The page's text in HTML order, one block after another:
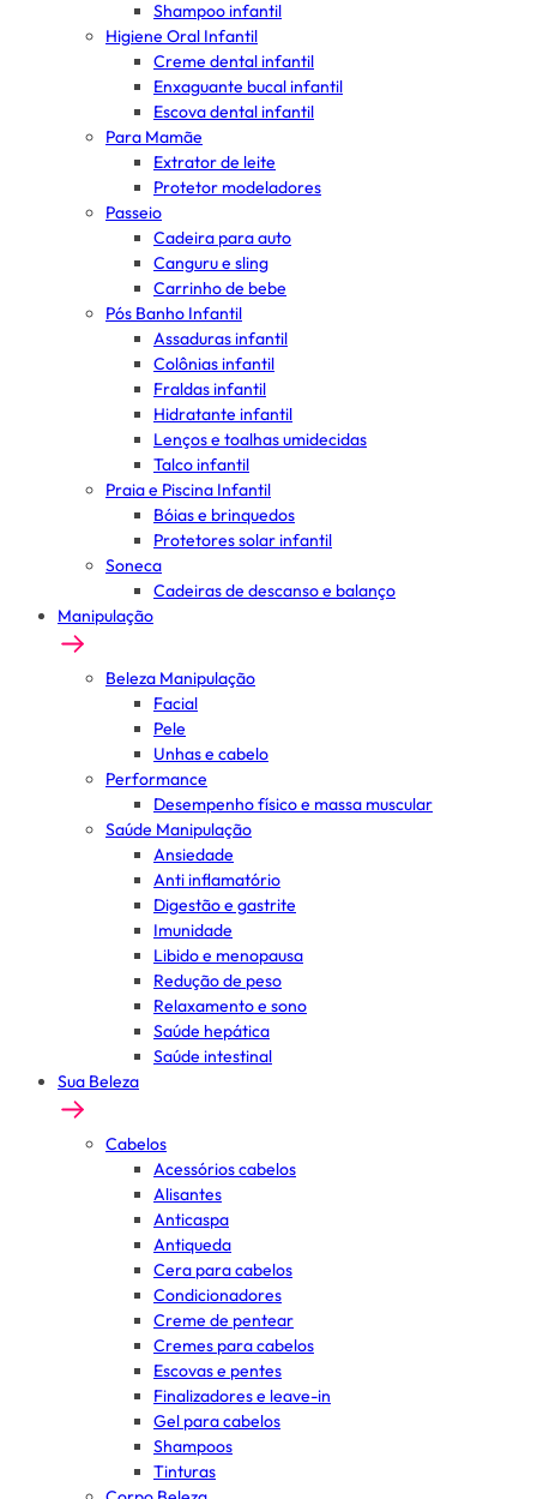
Shampoo infantil
Higiene Oral Infantil
Creme dental infantil
Enxaguante bucal infantil
Escova dental infantil
Para Mamãe
Extrator de leite
Protetor modeladores
Passeio
Cadeira para auto
Canguru e sling
Carrinho de bebe
Pós Banho Infantil
Assaduras infantil
Colônias infantil
Fraldas infantil
Hidratante infantil
Lenços e toalhas umidecidas
Talco infantil
Praia e Piscina Infantil
Bóias e brinquedos
Protetores solar infantil
Soneca
Cadeiras de descanso e balanço
Manipulação
Beleza Manipulação
Facial
Pele
Unhas e cabelo
Performance
Desempenho físico e massa muscular
Saúde Manipulação
Ansiedade
Anti inflamatório
Digestão e gastrite
Imunidade
Libido e menopausa
Redução de peso
Relaxamento e sono
Saúde hepática
Saúde intestinal
Sua Beleza
Cabelos
Acessórios cabelos
Alisantes
Anticaspa
Antiqueda
Cera para cabelos
Condicionadores
Creme de pentear
Cremes para cabelos
Escovas e pentes
Finalizadores e leave-in
Gel para cabelos
Shampoos
Tinturas